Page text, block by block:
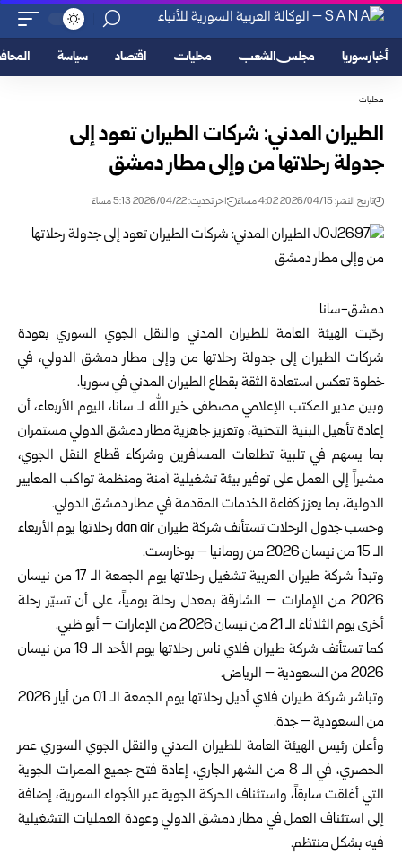
أخبار سوريا مجلس الشعب محليات اقتصاد سياسة
محليات
الطيران المدني: شركات الطيران تعود إلى
جدولة رحلاتها من وإلى مطار دمشق
تاريخ النشر: 2026/04/15 4:02 مساءً اخر تحديث: 2026/04/22 5:13 مساءً
دمشق-سانا
رحّبت الهيئة العامة للطيران المدني والنقل الجوي السوري بعودة
شركات الطيران إلى جدولة رحلاتها من وإلى مطار دمشق الدولي، في
خطوة تعكس استعادة الثقة بقطاع الطيران المدني فيسوريا.
وبين مدير المكتب الإعلامي مصطفى خير الله لـ سانا، اليوم الأربعاء، أن
إعادة تأهيل البنية التحتية، وتعزيز جاهزية مطار دمشق الدولي مستمران
بما يسهم في تلبية تطلعات المسافرين وشركاء قطاع النقل الجوي،
مشيراً إلى العمل على توفير بيئة تشغيلية آمنة ومنظمة تواكب المعايير
الدولية، بما يعزز كفاءة الخدمات المقدمة في مطاردمشقالدولي.
وحسب جدول الرحلات تستأنف شركة طيران dan air رحلاتها يوم الأربعاء
الـ 15 من نيسان 2026 من رومانيا – بوخارست.
وتبدأ شركة طيران العربية تشغيل رحلاتها يوم الجمعة الـ 17 من نيسان
2026 من الإمارات – الشارقة بمعدل رحلة يومياً، على أن تسيّر رحلة
أخرى يوم الثلاثاء الـ 21 من نيسان 2026 من الإمارات – أبو ظبي.
كما تستأنف شركة طيران فلاي ناس رحلاتها يوم الأحد الـ 19 من نيسان
2026 من السعودية – الرياض.
وتباشر شركة طيران فلاي أديل رحلاتها يوم الجمعة الـ 01 من أيار 2026
من السعودية – جدة.
وأعلن رئيس الهيئة العامة للطيران المدني والنقل الجوي السوري عمر
الحصري، في الـ 8 من الشهر الجاري، إعادة فتح جميع الممرات الجوية
التي أغلقت سابقاً، واستئناف الحركة الجوية عبر الأجواء السورية، إضافة
إلى استئناف العمل في مطار دمشق الدولي وعودة العمليات التشغيلية
فيه بشكل منتظم.